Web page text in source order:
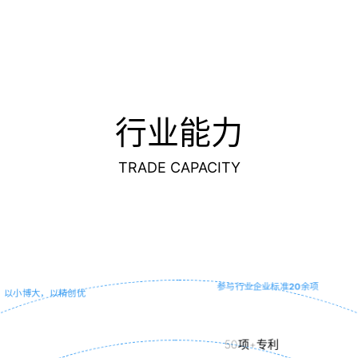
行业能力
TRADE CAPACITY
自动化
以小博大